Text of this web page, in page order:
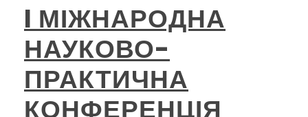
I МІЖНАРОДНА
НАУКОВО-
ПРАКТИЧНА
КОНФЕРЕНЦІЯ